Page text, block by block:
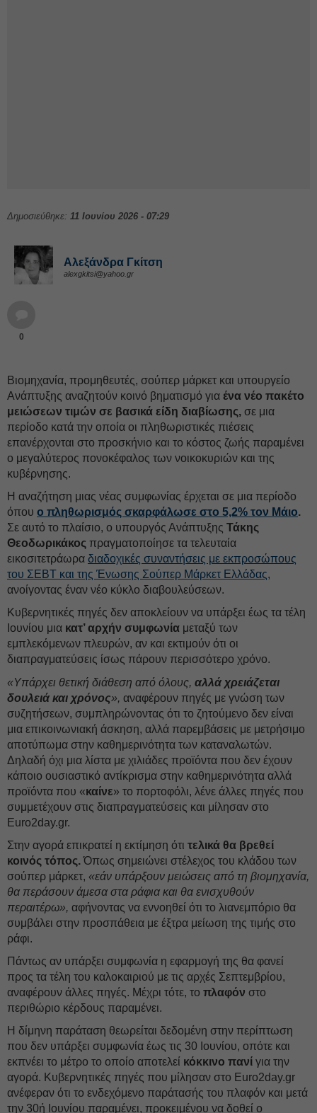
Δημοσιεύθηκε: 11 Ιουνίου 2026 - 07:29
Αλεξάνδρα Γκίτση
alexgkitsi@yahoo.gr
0
Βιομηχανία, προμηθευτές, σούπερ μάρκετ και υπουργείο
Ανάπτυξης αναζητούν κοινό βηματισμό για ένα νέο πακέτο
μειώσεων τιμών σε βασικά είδη διαβίωσης, σε μια
περίοδο κατά την οποία οι πληθωριστικές πιέσεις
επανέρχονται στο προσκήνιο και το κόστος ζωής παραμένει
ο μεγαλύτερος πονοκέφαλος των νοικοκυριών και της
κυβέρνησης.
Η αναζήτηση μιας νέας συμφωνίας έρχεται σε μια περίοδο
όπου ο πληθωρισμός σκαρφάλωσε στο 5,2% τον Μάιο.
Σε αυτό το πλαίσιο, ο υπουργός Ανάπτυξης Τάκης
Θεοδωρικάκος πραγματοποίησε τα τελευταία
εικοσιτετράωρα διαδοχικές συναντήσεις με εκπροσώπους
του ΣΕΒΤ και της Ένωσης Σούπερ Μάρκετ Ελλάδας,
ανοίγοντας έναν νέο κύκλο διαβουλεύσεων.
Κυβερνητικές πηγές δεν αποκλείουν να υπάρξει έως τα τέλη
Ιουνίου μια κατ’ αρχήν συμφωνία μεταξύ των
εμπλεκόμενων πλευρών, αν και εκτιμούν ότι οι
διαπραγματεύσεις ίσως πάρουν περισσότερο χρόνο.
«Υπάρχει θετική διάθεση από όλους, αλλά χρειάζεται
δουλειά και χρόνος», αναφέρουν πηγές με γνώση των
συζητήσεων, συμπληρώνοντας ότι το ζητούμενο δεν είναι
μια επικοινωνιακή άσκηση, αλλά παρεμβάσεις με μετρήσιμο
αποτύπωμα στην καθημερινότητα των καταναλωτών.
Δηλαδή όχι μια λίστα με χιλιάδες προϊόντα που δεν έχουν
κάποιο ουσιαστικό αντίκρισμα στην καθημερινότητα αλλά
προϊόντα που «καίνε» το πορτοφόλι, λένε άλλες πηγές που
συμμετέχουν στις διαπραγματεύσεις και μίλησαν στο
Euro2day.gr.
Στην αγορά επικρατεί η εκτίμηση ότι τελικά θα βρεθεί
κοινός τόπος.Όπως σημειώνει στέλεχος του κλάδου των
σούπερ μάρκετ, «εάν υπάρξουν μειώσεις από τη βιομηχανία,
θα περάσουν άμεσα στα ράφια και θα ενισχυθούν
περαιτέρω», αφήνοντας να εννοηθεί ότι το λιανεμπόριο θα
συμβάλει στην προσπάθεια με έξτρα μείωση της τιμής στο
ράφι.
Πάντως αν υπάρξει συμφωνία η εφαρμογή της θα φανεί
προς τα τέλη του καλοκαιριού με τις αρχές Σεπτεμβρίου,
αναφέρουν άλλες πηγές. Μέχρι τότε, το πλαφόν στο
περιθώριο κέρδους παραμένει.
Η δίμηνη παράταση θεωρείται δεδομένη στην περίπτωση
που δεν υπάρξει συμφωνία έως τις 30 Ιουνίου, οπότε και
εκπνέει το μέτρο το οποίο αποτελεί κόκκινο πανί για την
αγορά. Κυβερνητικές πηγές που μίλησαν στο Euro2day.gr
ανέφεραν ότι το ενδεχόμενο παράτασής του πλαφόν και μετά
την 30ή Ιουνίου παραμένει, προκειμένου να δοθεί ο